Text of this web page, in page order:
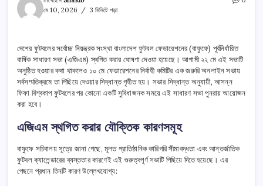
মে 10, 2026
3 মিনিটে পড়া
দেশের ফুটবলের সর্বোচ্চ নিয়ন্ত্রক সংস্থা বাংলাদেশ ফুটবল ফেডারেশনের (বাফুফে) পূর্বনির্ধারিত
বার্ষিক সাধারণ সভা (এজিএম) স্থগিত করার ঘোষণা দেওয়া হয়েছে। আগামী ২২ মে এই সভাটি
অনুষ্ঠিত হওয়ার কথা থাকলেও ১০ মে ফেডারেশনের নির্বাহী কমিটির এক জরুরি অনলাইন সভায়
সর্বসম্মতিক্রমে তা পিছিয়ে দেওয়ার সিদ্ধান্ত গৃহীত হয়। সভার সিদ্ধান্ত অনুযায়ী, আসন্ন
ফিফা বিশ্বকাপ ফুটবলের পর কোনো একটি সুবিধাজনক সময়ে এই সাধারণ সভা পুনরায় আয়োজন
করা হবে।
এজিএম স্থগিত করার যৌক্তিক কারণসমূহ
বাফুফে সচিবালয় সূত্রে জানা গেছে, মূলত প্রাতিষ্ঠানিক কারিগরি সীমাবদ্ধতা এবং আন্তর্জাতিক
ফুটবল ক্যালেন্ডারের ব্যস্ততার কারণেই এই গুরুত্বপূর্ণ সভাটি পিছিয়ে দিতে হয়েছে। এর
পেছনে প্রধান তিনটি কারণ উল্লেখযোগ্য: